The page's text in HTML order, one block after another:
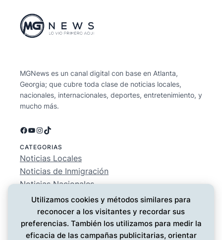
MGNews es un canal digital con base en Atlanta,
Georgia; que cubre toda clase de noticias locales,
nacionales, internacionales, deportes, entretenimiento, y
mucho más.
Facebook
YouTube
Instagram
TikTok
CATEGORIAS
Noticias Locales
Noticias de Inmigración
Noticias Nacionales
Deportes
Entretenimiento
EMPRESA
Conócenos
Utilizamos cookies y métodos similares para
reconocer a los visitantes y recordar sus
preferencias. También los utilizamos para medir la
eficacia de las campañas publicitarias, orientar